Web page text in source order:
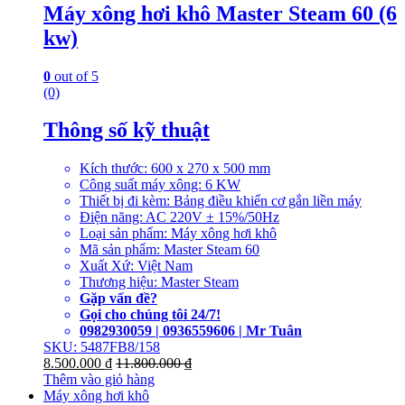
Máy xông hơi khô Master Steam 60 (6
kw)
0 out of 5
(0)
Thông số kỹ thuật
Kích thước: 600 x 270 x 500 mm
Công suất máy xông: 6 KW
Thiết bị đi kèm: Bảng điều khiển cơ gắn liền máy
Điện năng: AC 220V ± 15%/50Hz
Loại sản phẩm: Máy xông hơi khô
Mã sản phẩm: Master Steam 60
Xuất Xứ: Việt Nam
Thương hiệu: Master Steam
Gặp vấn đề?
Gọi cho chúng tôi 24/7!
0982930059 | 0936559606 | Mr Tuân
SKU: 5487FB8/158
8.500.000 ₫ 11.800.000₫
Thêm vào giỏ hàng
Máy xông hơi khô